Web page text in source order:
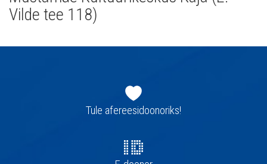
Vilde tee 118)
navigatsioonTule afereesidoonoriks!